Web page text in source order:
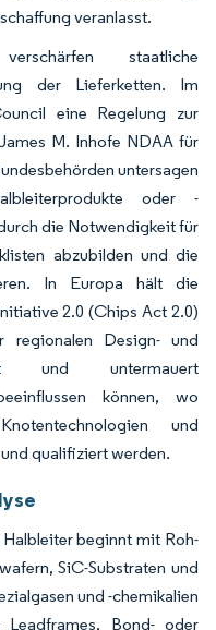
veranlasst.
staatliche
der Lieferketten. Im
eine Regelung zur
M. Inhofe NDAA für
untersagen
oder -
die Notwendigkeit für
abzubilden und die
In Europa hält die
2.0 (Chips Act 2.0)
regionalen Design- und
und untermauert
können, wo
und
qualifiziert werden.
beginnt mit Roh-
SiC-Substraten und
und -chemikalien
Leadframes, Bond- oder